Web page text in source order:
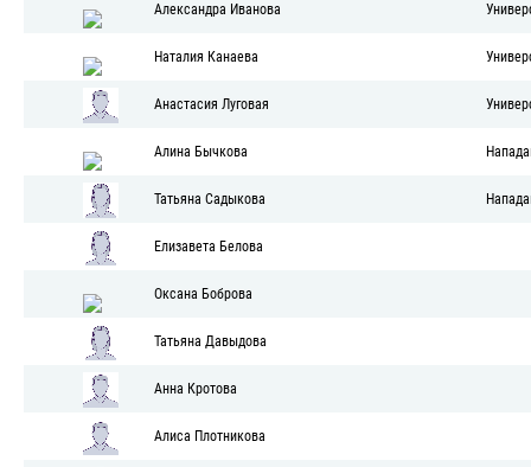
Александра Иванова
Наталия Канаева
Анастасия Луговая
Алина Бычкова
Татьяна Садыкова
Елизавета Белова
Оксана Боброва
Татьяна Давыдова
Анна Кротова
Алиса Плотникова